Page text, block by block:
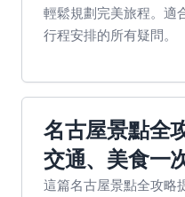
輕鬆規劃完美旅程。適
行程安排的所有疑問。
名古屋景點全
交通、美食一
這篇名古屋景點全攻略